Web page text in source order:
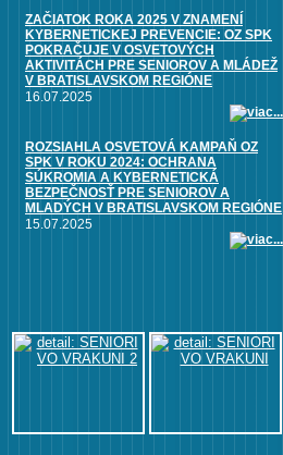
ZAČIATOK ROKA 2025 V ZNAMENÍ
KYBERNETICKEJ PREVENCIE: OZ SPK
POKRAČUJE V OSVETOVÝCH
AKTIVITÁCH PRE SENIOROV A MLÁDEŽ
V BRATISLAVSKOM REGIÓNE
16.07.2025
ROZSIAHLA OSVETOVÁ KAMPAŇ OZ
SPK V ROKU 2024: OCHRANA
SÚKROMIA A KYBERNETICKÁ
BEZPEČNOSŤ PRE SENIOROV A
MLADÝCH V BRATISLAVSKOM REGIÓNE
15.07.2025